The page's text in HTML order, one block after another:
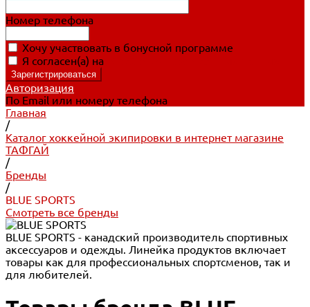
Номер телефона
Хочу участвовать в бонусной программе
Я согласен(а) на
Авторизация
По Email или номеру телефона
Главная
/
Каталог хоккейной экипировки в интернет магазине
ТАФГАЙ
/
Бренды
/
BLUE SPORTS
Смотреть все бренды
BLUE SPORTS - канадский производитель спортивных
аксессуаров и одежды. Линейка продуктов включает
товары как для профессиональных спортсменов, так и
для любителей.